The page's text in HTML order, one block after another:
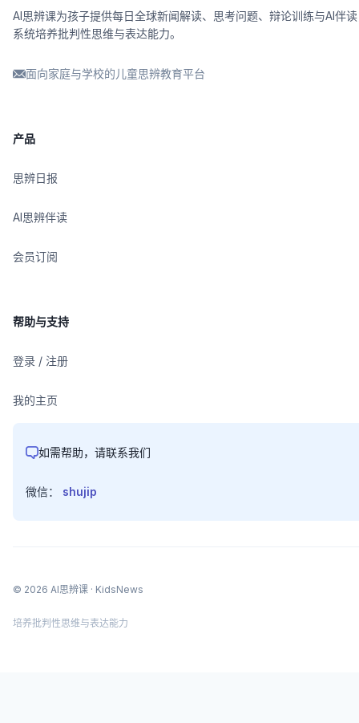
AI思辨课为孩子提供每日全球新闻解读、思考问题、辩论训练与AI伴
系统培养批判性思维与表达能力。
面向家庭与学校的儿童思辨教育平台
产品
思辨日报
AI思辨伴读
会员订阅
帮助与支持
登录 / 注册
我的主页
如需帮助，请联系我们
微信： shujip
© 2026 AI思辨课 · KidsNews
培养批判性思维与表达能力